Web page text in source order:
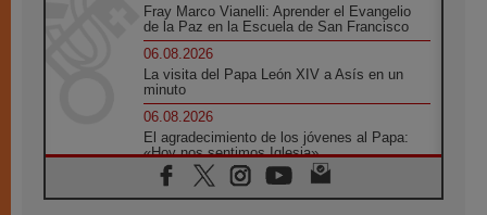
Fray Marco Vianelli: Aprender el Evangelio
de la Paz en la Escuela de San Francisco
06.08.2026
La visita del Papa León XIV a Asís en un
minuto
06.08.2026
El agradecimiento de los jóvenes al Papa:
«Hoy nos sentimos Iglesia»
06.08.2026
Líbano: Reanudan los coloquios en Roma en